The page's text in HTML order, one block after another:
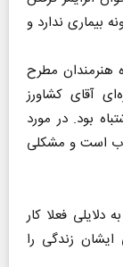
بیماری ندارد و
هنرمندان مطرح
آقای کشاورز
بود. در مورد
است و مشکلی
فعلا کار
زندگی را